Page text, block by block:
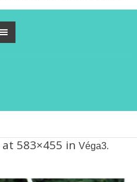
at 583×455 in Véga3.